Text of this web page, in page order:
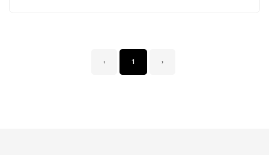
‹ 1 ›